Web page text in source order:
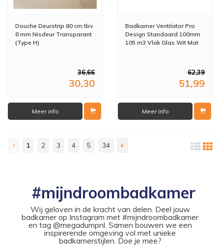
Douche Deurstrip 80 cm tbv
8 mm Nisdeur Transparant
(Type H)
36,66
30,30
Meer info
Badkamer Ventilator Pro
Design Standaard 100mm
105 m3 Vlak Glas Wit Mat
62,39
51,99
Meer info
1 2 3 4 5 34
#mijndroombadkamer
Wij geloven in de kracht van delen. Deel jouw
badkamer op Instagram met #mijndroombadkamer
en tag @megadumpnl. Samen bouwen we een
inspirerende omgeving vol met unieke
badkamerstijlen. Doe je mee?